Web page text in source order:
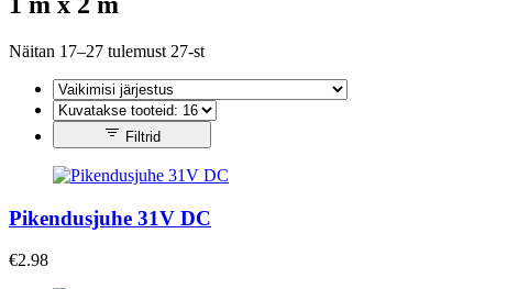
Näitan 17–27 tulemust 27-st
Filtrid
Pikendusjuhe 31V DC
€2.98